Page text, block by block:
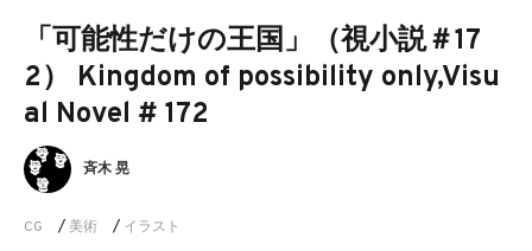
「可能性だけの王国」（視小説＃17
2） Kingdom of possibility only,Visu
al Novel # 172
CG / 美術 / イラスト
斉木 晃